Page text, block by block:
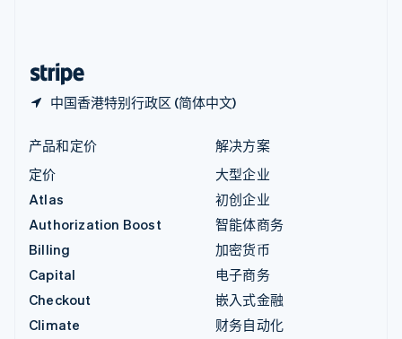
中国香港特别行政区 (简体中文)
产品和定价
定价
Atlas
Authorization Boost
Billing
Capital
Checkout
Climate
解决方案
大型企业
初创企业
智能体商务
加密货币
电子商务
嵌入式金融
财务自动化